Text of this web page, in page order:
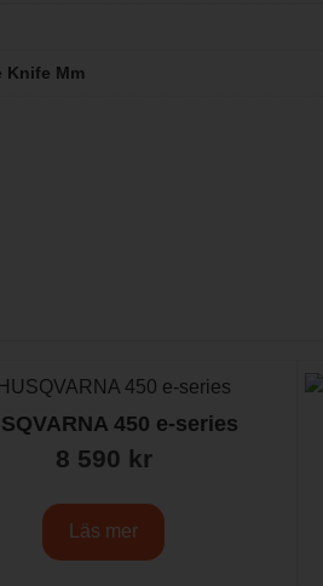
Knife Mm
450 e-series
8 590 kr
Läs mer